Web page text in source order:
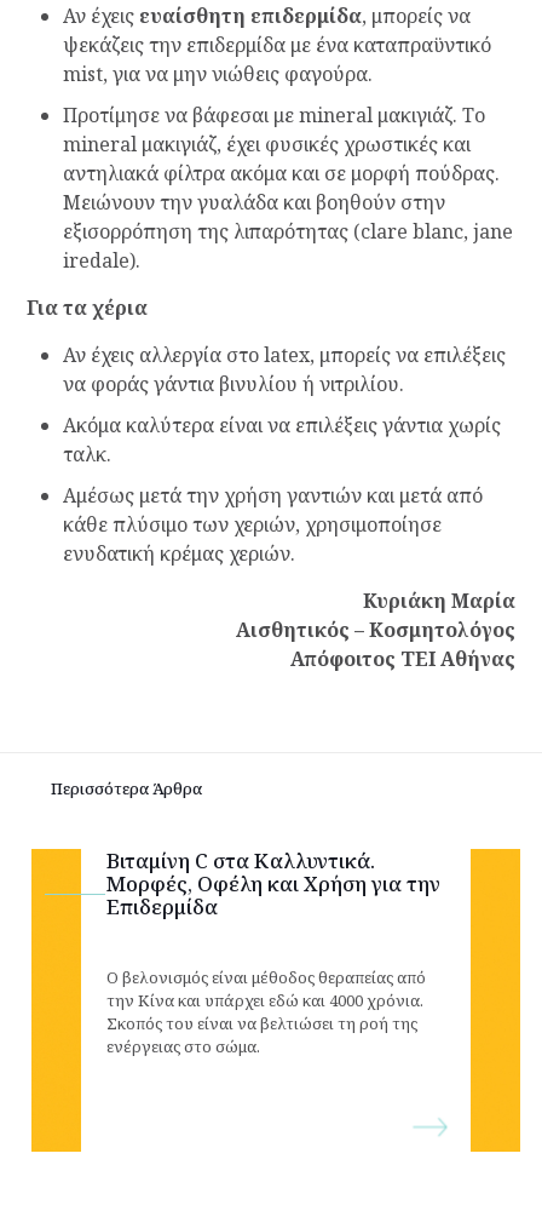
Αν έχεις ευαίσθητη επιδερμίδα, μπορείς να
ψεκάζεις την επιδερμίδα με ένα καταπραϋντικό
mist, για να μην νιώθεις φαγούρα.
Προτίμησε να βάφεσαι με mineral μακιγιάζ. Το
mineral μακιγιάζ, έχει φυσικές χρωστικές και
αντηλιακά φίλτρα ακόμα και σε μορφή πούδρας.
Μειώνουν την γυαλάδα και βοηθούν στην
εξισορρόπηση της λιπαρότητας (clare blanc, jane
iredale).
Για τα χέρια
Αν έχεις αλλεργία στο latex, μπορείς να επιλέξεις
να φοράς γάντια βινυλίου ή νιτριλίου.
Ακόμα καλύτερα είναι να επιλέξεις γάντια χωρίς
ταλκ.
Αμέσως μετά την χρήση γαντιών και μετά από
κάθε πλύσιμο των χεριών, χρησιμοποίησε
ενυδατική κρέμας χεριών.
Κυριάκη Μαρία
Αισθητικός – Κοσμητολόγος
Απόφοιτος ΤΕΙ Αθήνας
Περισσότερα Άρθρα
Βιταμίνη C στα Καλλυντικά.
Μορφές, Οφέλη και Χρήση για την
Επιδερμίδα
Ο βελονισμός είναι μέθοδος θεραπείας από
την Κίνα και υπάρχει εδώ και 4000 χρόνια.
Σκοπός του είναι να βελτιώσει τη ροή της
ενέργειας στο σώμα.